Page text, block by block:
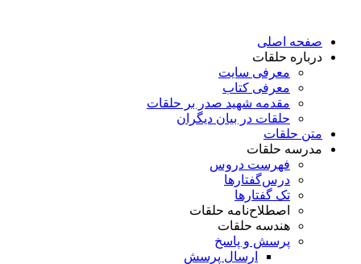
محتوا
صفحه اصلی
درباره حلقات
معرفی سایت
معرفی کتاب
مقدمه شهید صدر بر حلقات
حلقات در بیان دیگران
متن حلقات
مدرسه حلقات
فهرست دروس
درس‌گفتار‌ها
تک گفتارها
اصطلاح‌نامه حلقات
هندسه حلقات
پرسش و پاسخ
ارسال پرسش